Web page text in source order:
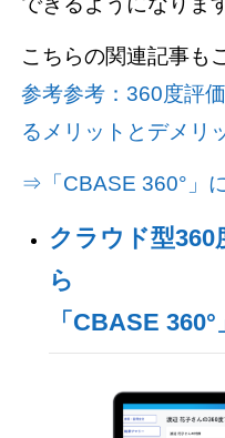
こちらの関連記事も
参考参考：360度評
るメリットとデメリ
⇒「CBASE 360°」
クラウド型360
ら
「CBASE 360°